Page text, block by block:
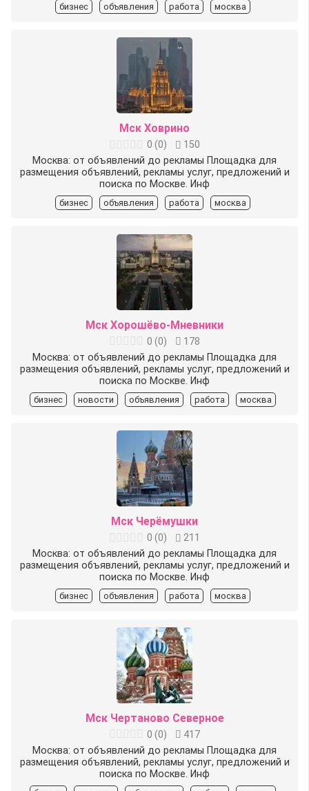
бизнес объявления работа москва
Мск Ховрино
0 (0)
150
Москва: от объявлений до рекламы Площадка для
размещения объявлений, рекламы услуг, предложений и
поиска по Москве. Инф
бизнес объявления работа москва
Мск Хорошёво-Мневники
0 (0)
178
Москва: от объявлений до рекламы Площадка для
размещения объявлений, рекламы услуг, предложений и
поиска по Москве. Инф
бизнес новости объявления работа москва
Мск Черёмушки
0 (0)
211
Москва: от объявлений до рекламы Площадка для
размещения объявлений, рекламы услуг, предложений и
поиска по Москве. Инф
бизнес объявления работа москва
Мск Чертаново Северное
0 (0)
417
Москва: от объявлений до рекламы Площадка для
размещения объявлений, рекламы услуг, предложений и
поиска по Москве. Инф